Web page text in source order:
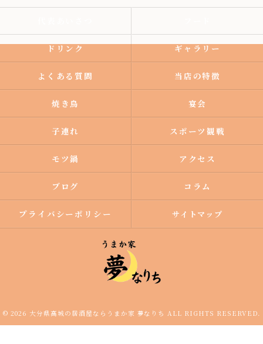
ドリンク ギャラリー
よくある質問 当店の特徴
焼き鳥 宴会
子連れ スポーツ観戦
モツ鍋 アクセス
ブログ コラム
プライバシーポリシー サイトマップ
© 2026 大分県高城の居酒屋ならうまか家 夢なりち ALL RIGHTS RESERVED.